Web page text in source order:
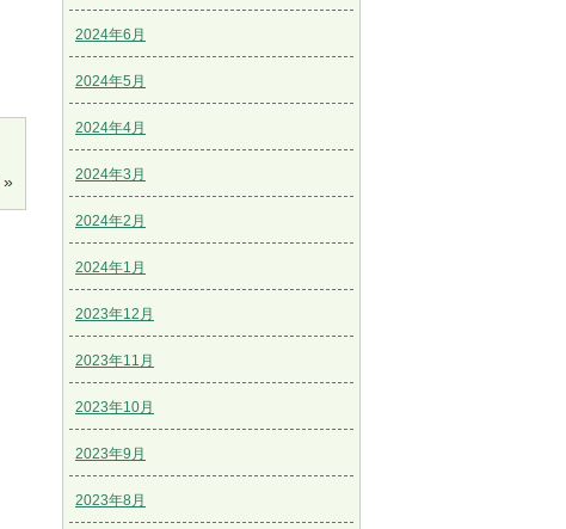
»
2024年6月
2024年5月
2024年4月
2024年3月
2024年2月
2024年1月
2023年12月
2023年11月
2023年10月
2023年9月
2023年8月